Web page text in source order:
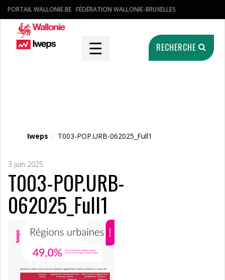
PORTAIL WALLONIE.BE FÉDÉRATION WALLONIE-BRUXELLES
☰ RECHERCHE
Iweps / T003-POP.URB-062025_Full1
3 juin 2025
T003-POP.URB-
062025_Full1